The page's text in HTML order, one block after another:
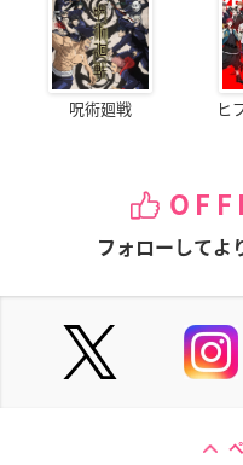
呪術廻戦 ヒ
フォローしてよ